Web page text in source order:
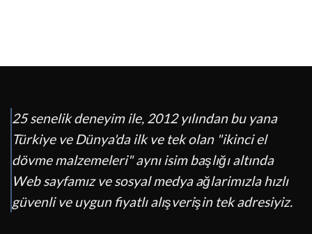
25 senelik deneyim ile, 2012 yılından bu yana
Türkiye ve Dünya'da ilk ve tek olan "ikinci el
dövme malzemeleri" aynı isim başlığı altında
Web sayfamız ve sosyal medya ağlarimızla hızlı
güvenli ve uygun fiyatlı alışverişin tek adresiyiz.